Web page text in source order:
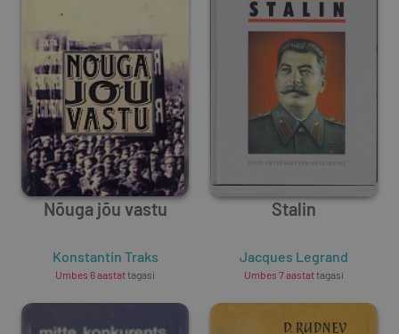
Nõuga jõu vastu
Konstantin Traks
Umbes 6 aastattagasi
Stalin
Jacques Legrand
Umbes 7 aastattagasi